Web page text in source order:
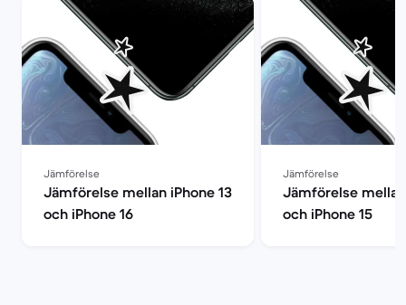
Jämförelse
Jämförelse mellan iPhone 13
och iPhone 16
Jämförelse
Jämförelse mellan
och iPhone 15